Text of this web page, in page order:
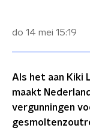
do 14 mei 15:19
Als het aan Kiki
maakt
vergunningen